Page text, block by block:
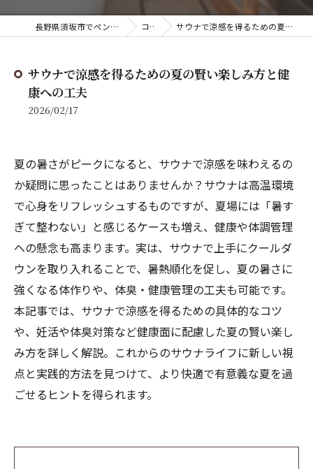
長野県須坂市でペンションならChillSheep コラム サウナで涼感を得るための夏の賢い楽しみ方と健康への工夫
サウナで涼感を得るための夏の賢い楽しみ方と健
康への工夫
2026/02/17
夏の暑さがピークになると、サウナで涼感を味わえるの
か疑問に思ったことはありませんか？サウナは高温環境
で心身をリフレッシュするものですが、夏場には「暑す
ぎて整わない」と感じるケースも増え、健康や体調管理
への懸念も高まります。実は、サウナで上手にクールダ
ウンを取り入れることで、暑熱順化を促し、夏の暑さに
強くなる体作りや、体臭・健康管理の工夫も可能です。
本記事では、サウナで涼感を得るための具体的なコツ
や、妊活や体臭対策など健康面に配慮した夏の賢い楽し
み方を詳しく解説。これからのサウナライフに新しい視
点と実践的方法を見つけて、より快適で有意義な夏を過
ごせるヒントを得られます。